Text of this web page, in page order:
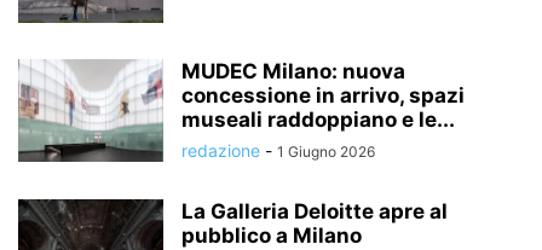
MUDEC Milano: nuova
concessione in arrivo, spazi
museali raddoppiano e le...
redazione - 1 Giugno 2026
La Galleria Deloitte apre al
pubblico a Milano